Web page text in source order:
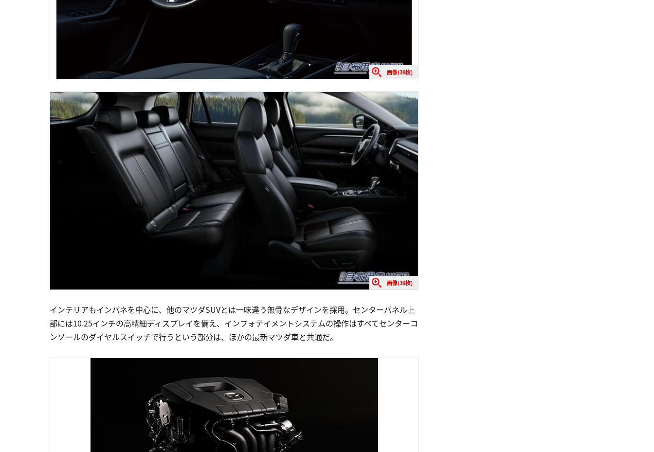
画像(39枚)
画像(39枚)
インテリアもインパネを中心に、他のマツダSUVとは一味違う無骨なデザインを採用。センターパネル上
部には10.25インチの高精細ディスプレイを備え、インフォテイメントシステムの操作はすべてセンターコ
ンソールのダイヤルスイッチで行うという部分は、ほかの最新マツダ車と共通だ。